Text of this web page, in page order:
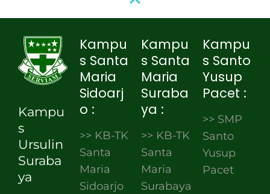
Kampu
s
Ursulin
Suraba
ya
Kampu
s Santa
Maria
Sidoarj
o :
>> KB-TK
Santa
Maria
Sidoarjo
Kampu
s Santa
Maria
Suraba
ya :
>> KB-TK
Santa
Maria
Surabaya
Kampu
s Santo
Yusup
Pacet :
>> SMP
Santo
Yusup
Pacet